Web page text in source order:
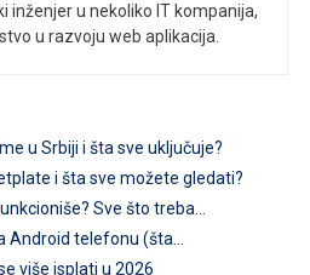
inženjer u nekoliko IT kompanija,
u razvoju web aplikacija.
u Srbiji i šta sve uključuje?
i šta sve možete gledati?
Sve što treba…
Android telefonu (šta…
više isplati u 2026